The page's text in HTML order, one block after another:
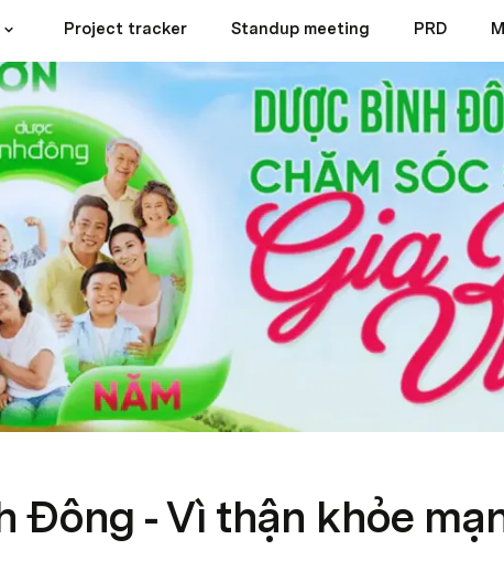
Project tracker Standup meeting PRD
Đông - Vì thận khỏe